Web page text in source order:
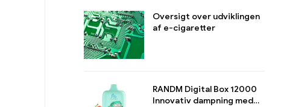
Oversigt over udviklingen
af e-cigaretter
RANDM Digital Box 12000
Innovativ dampning med